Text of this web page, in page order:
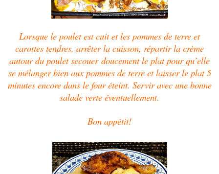
Lorsque le poulet est cuit et les pommes de terre et
carottes tendres, arrêter la cuisson, répartir la crème
autour du pouletsecouerdoucement le plat pour qu’elle
se mélanger bien aux pommes de terre et laisser le plat 5
minutes encore dans le four éteint. Servir avec une bonne
salade verte éventuellement.
Bon appétit!